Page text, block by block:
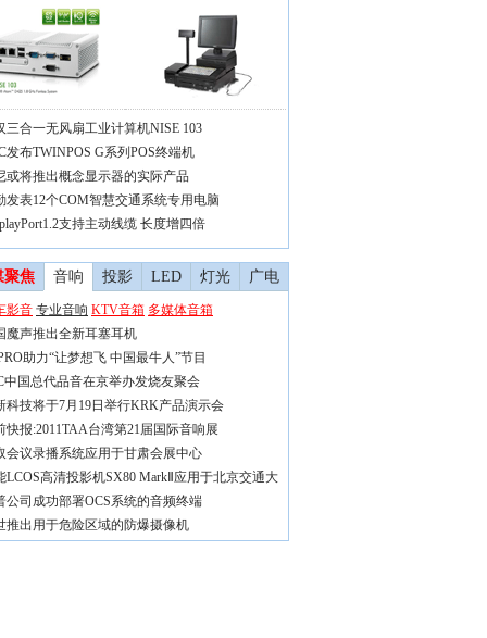
三合一无风扇工业计算机NISE 103
发布TWINPOS G系列POS终端机
或将推出概念显示器的实际产品
发表12个COM智慧交通系统专用电脑
支持主动线缆 长度增四倍
聚焦 音响 投影 LED 灯光 广电
影音 专业音响 KTV音箱 多媒体音箱
魔声推出全新耳塞耳机
助力“让梦想飞 中国最牛人”节目
中国总代品音在京举办发烧友聚会
科技将于7月19日举行KRK产品演示会
快报:2011TAA台湾第21届国际音响展
会议录播系统应用于甘肃会展中心
LCOS高清投影机SX80 MarkⅡ应用于北京交通大
公司成功部署OCS系统的音频终端
推出用于危险区域的防爆摄像机